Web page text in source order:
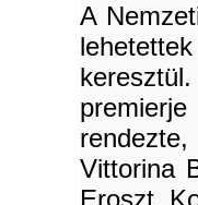
A
Vittorina